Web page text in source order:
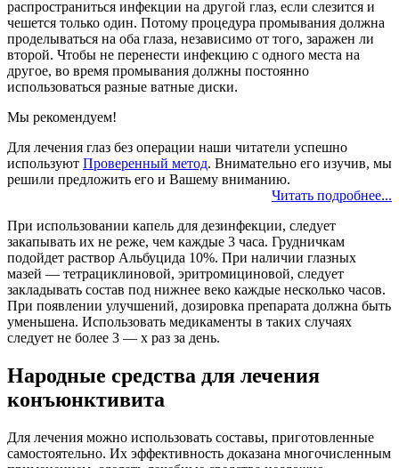
распространиться инфекции на другой глаз, если слезится и
чешется только один. Потому процедура промывания должна
проделываться на оба глаза, независимо от того, заражен ли
второй. Чтобы не перенести инфекцию с одного места на
другое, во время промывания должны постоянно
использоваться разные ватные диски.
Мы рекомендуем!
Для лечения глаз без операции наши читатели успешно
используют Проверенный метод. Внимательно его изучив, мы
решили предложить его и Вашему вниманию.
Читать подробнее...
При использовании капель для дезинфекции, следует
закапывать их не реже, чем каждые 3 часа. Грудничкам
подойдет раствор Альбуцида 10%. При наличии глазных
мазей — тетрациклиновой, эритромициновой, следует
закладывать состав под нижнее веко каждые несколько часов.
При появлении улучшений, дозировка препарата должна быть
уменьшена. Использовать медикаменты в таких случаях
следует не более 3 — х раз за день.
Народные средства для лечения
конъюнктивита
Для лечения можно использовать составы, приготовленные
самостоятельно. Их эффективность доказана многочисленным